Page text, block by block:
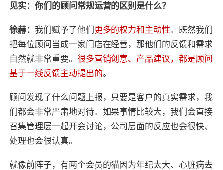
见实：你们的顾问常规运营的区别是什么？
徐赫：我们赋予了他们 更多的权力和主动性。既然我们
把每位顾问当成一家门店在经营，那他们的反馈和需求
自然就非常重要。很多营销创意、产品建议，都是顾问
基于一线反馈主动提出的。
顾问发现了什么问题上报，只要是客户的真实需求，我
们都会非常严肃地对待。如果事情比较大，我们会直接
召集管理层一起开会讨论，公司层面的反应也会很快、
处理也会很认真。
就像前阵子，有两个会员的猫因为年纪太大、心脏病去